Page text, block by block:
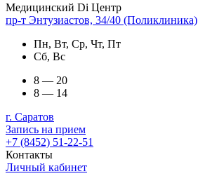
Медицинский Di Центр
пр-т Энтузиастов, 34/40 (Поликлиника)
Пн, Вт, Ср, Чт, Пт
Сб, Вс
8 — 20
8 — 14
г. Саратов
Запись на прием
+7 (8452) 51-22-51
Контакты
Личный кабинет